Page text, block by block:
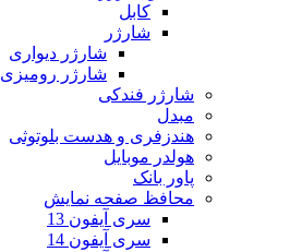
کابل
شارژر
شارژر دیواری
شارژر رومیزی
شارژر فندکی
مبدل
هندزفری و هدست بلوتوثی
هولدر موبایل
پاور بانک
محافظ صفحه نمایش
سری آیفون 13
سری آیفون 14